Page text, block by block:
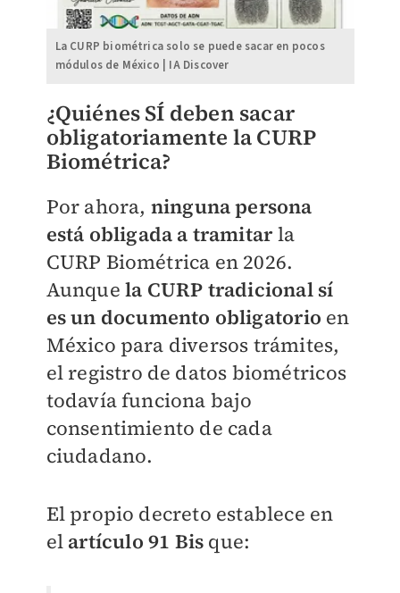
La CURP biométrica solo se puede sacar en pocos
módulos de México | IA Discover
¿Quiénes SÍ deben sacar
obligatoriamente la CURP
Biométrica?
Por ahora, ninguna persona
está obligada a tramitarla
CURP Biométrica en 2026.
Aunque la CURP tradicional sí
es un documento obligatorio en
México para diversos trámites,
el registro de datos biométricos
todavía funciona bajo
consentimiento de cada
ciudadano.
El propio decreto establece en
el artículo 91 Bis que: